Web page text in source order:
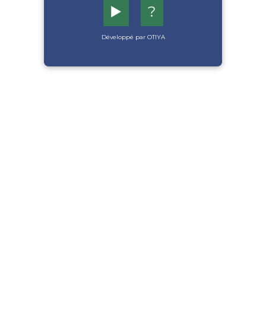
▶️ ?
Développé par OTIYA